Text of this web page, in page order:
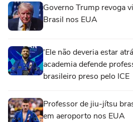
Governo Trump revoga
Brasil nos EUA
'Ele não deveria estar
academia defende
brasileiro preso pelo ICE
Professor de jiu-jítsu
em aeroporto nos EUA